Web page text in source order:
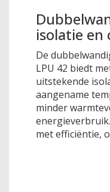
isolatie
De
LPU 42 biedt
uitstekende
aangename
minder
met efficiëntie,